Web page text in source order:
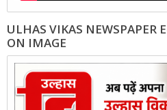
ULHAS VIKAS NEWSPAPER
ON IMAGE